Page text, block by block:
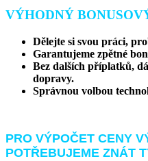
VÝHODNÝ
Dělejte si svou práci,
Garantujeme zpětné
Bez dalších příplatků,
dopravy.
Správnou volbou
PRO VÝPOČET CENY
POTŘEBUJEME ZNÁT